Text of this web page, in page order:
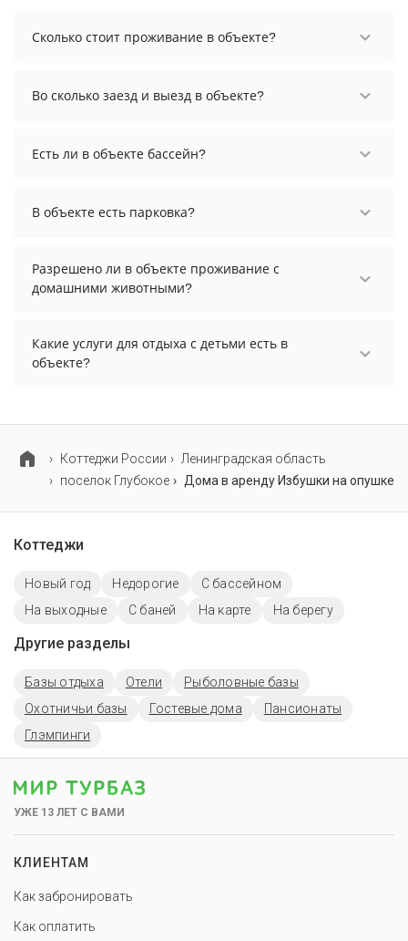
Сколько стоит проживание в объекте?
14900 рублей. Чтобы увидеть актуальные цены
на проживание, выберите нужные даты и
Во сколько заезд и выезд в объекте?
осуществить до 12:00.
Есть ли в объекте бассейн?
В объекте есть парковка?
перед бронированием у менеджера, возможно,
услуга оплачивается отдельно.
Разрешено ли в объекте проживание с
домашними животными?
разрешено. Однако, это может оплачиваться
дополнительно.
Какие услуги для отдыха с детьми есть в
объекте?
Коттеджи России
Ленинградская область
поселок Глубокое
Дома в аренду Избушки на опушке
Коттеджи
Новый год Недорогие
С бассейном
На выходные
С баней На карте На берегу
Другие разделы
Базы отдыха Отели
Рыболовные базы
Охотничьи базы
Гостевые дома
Пансионаты
Глэмпинги
УЖЕ 13 ЛЕТ С ВАМИ
КЛИЕНТАМ
Как забронировать
Как оплатить